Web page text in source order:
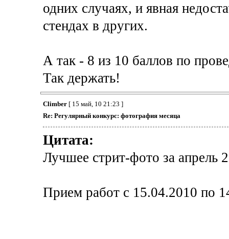
одних случаях, и явная
стендах в других.
А так - 8 из 10 баллов по
Так держать!
Climber[ 15 май, 10 21:23 ]
Re: Регулярный конкурс: фотография месяца
Цитата:
Лучшее стрит-фото за апрель
Прием работ с 15.04.2010 по